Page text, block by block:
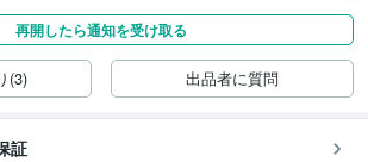
再開したら通知を受け取る
(3) 出品者に質問
証